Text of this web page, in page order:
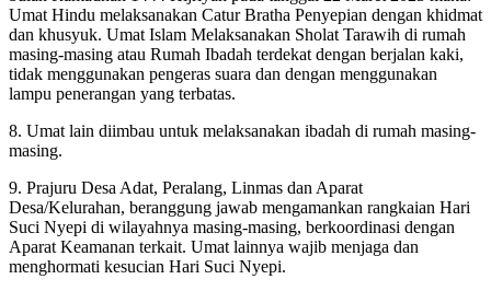
Umat Hindu melaksanakan Catur Bratha Penyepian dengan khidmat
dan khusyuk. Umat Islam Melaksanakan Sholat Tarawih di rumah
masing-masing atau Rumah Ibadah terdekat dengan berjalan kaki,
tidak menggunakan pengeras suara dan dengan menggunakan
lampu penerangan yang terbatas.
8. Umat lain diimbau untuk melaksanakan ibadah di rumah masing-
masing.
9. Prajuru Desa Adat, Peralang, Linmas dan Aparat
Desa/Kelurahan, beranggung jawab mengamankan rangkaian Hari
Suci Nyepi di wilayahnya masing-masing, berkoordinasi dengan
Aparat Keamanan terkait. Umat lainnya wajib menjaga dan
menghormati kesucian Hari Suci Nyepi.